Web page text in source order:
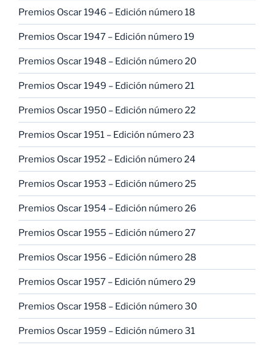
Premios Oscar 1946 – Edición número 18
Premios Oscar 1947 – Edición número 19
Premios Oscar 1948 – Edición número 20
Premios Oscar 1949 – Edición número 21
Premios Oscar 1950 – Edición número 22
Premios Oscar 1951 – Edición número 23
Premios Oscar 1952 – Edición número 24
Premios Oscar 1953 – Edición número 25
Premios Oscar 1954 – Edición número 26
Premios Oscar 1955 – Edición número 27
Premios Oscar 1956 – Edición número 28
Premios Oscar 1957 – Edición número 29
Premios Oscar 1958 – Edición número 30
Premios Oscar 1959 – Edición número 31